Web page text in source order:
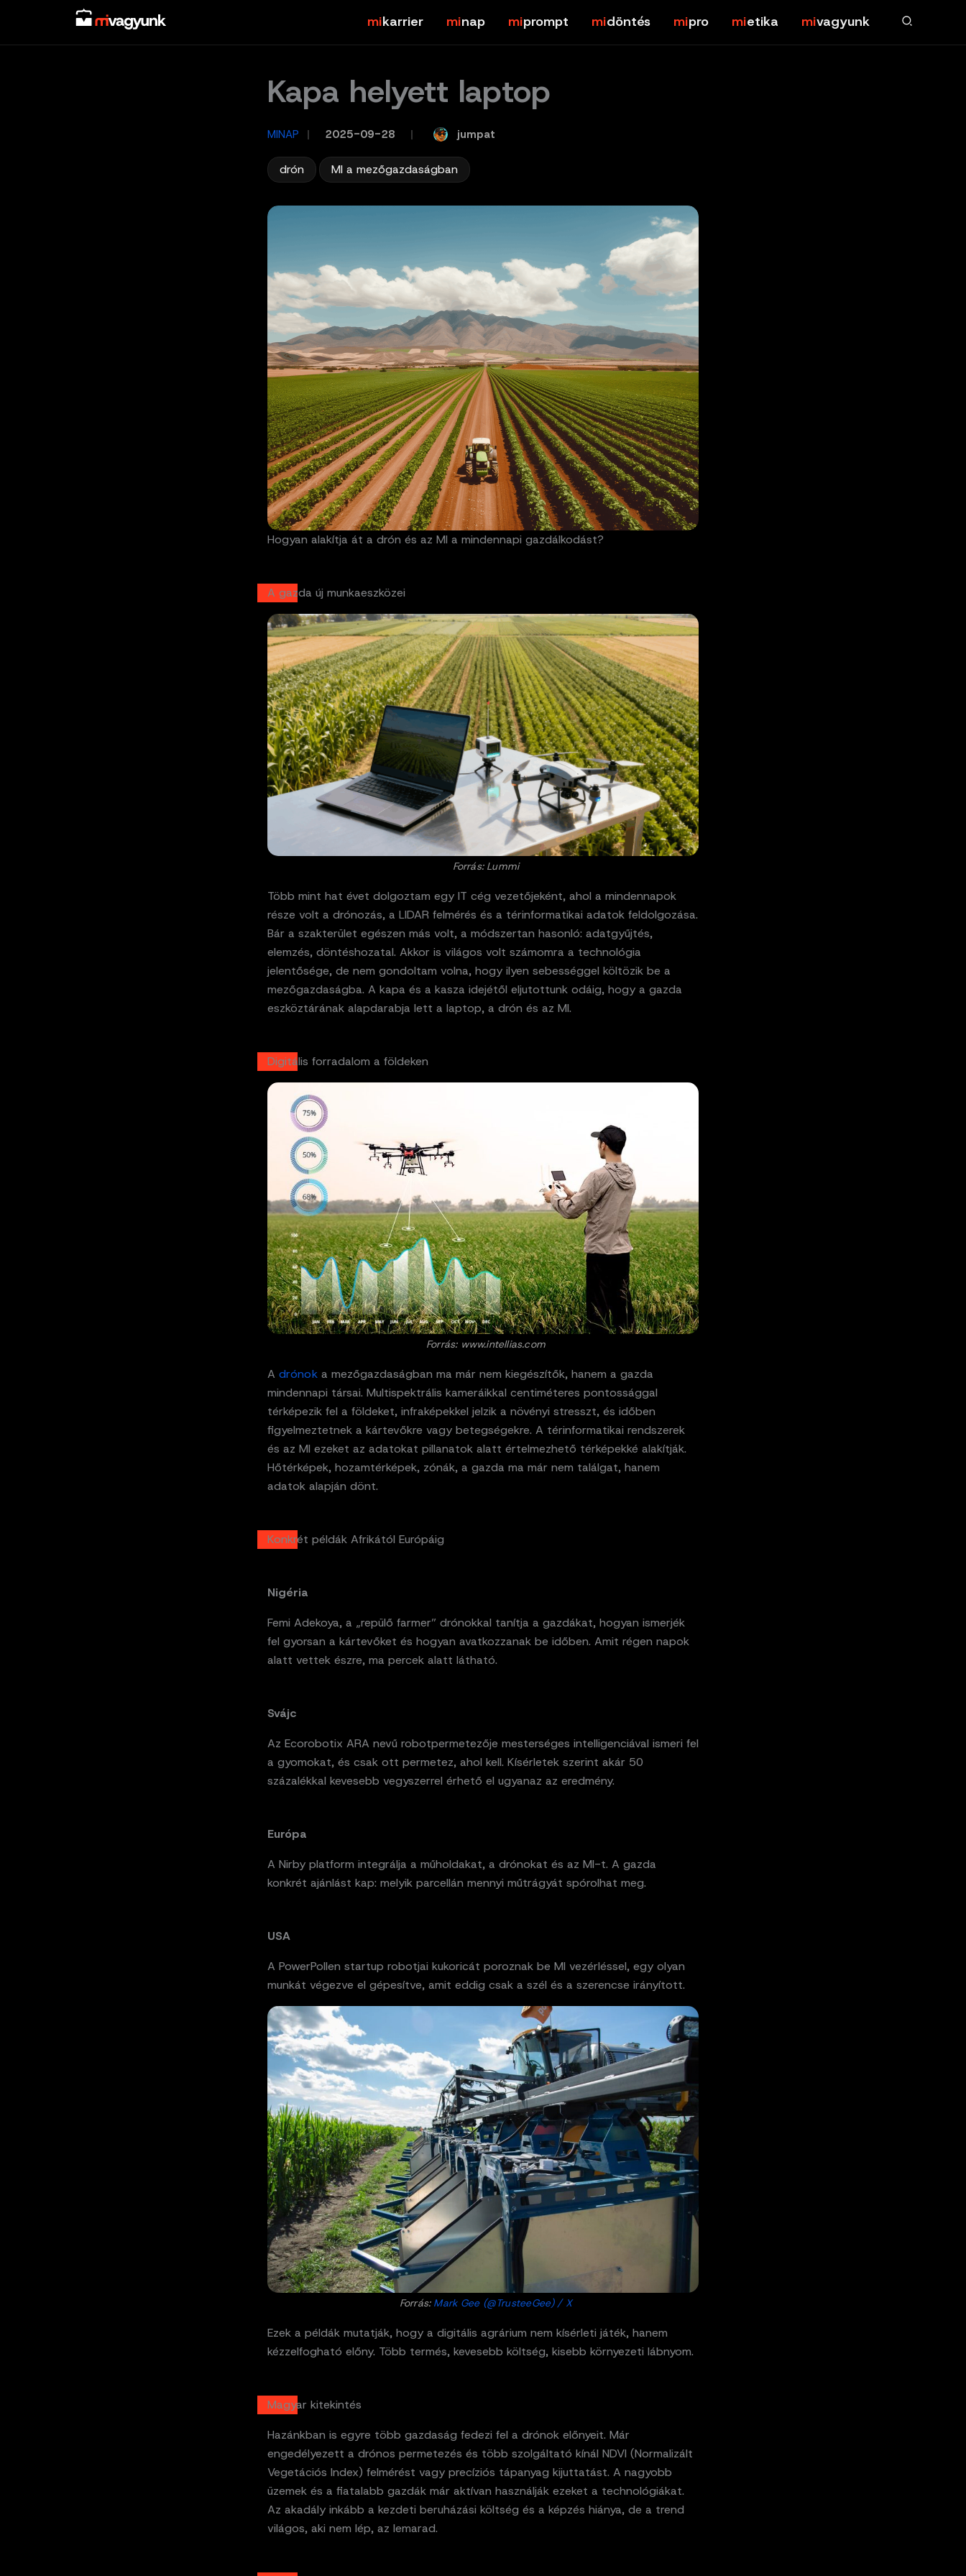
content
karrier nap prompt döntés pro etika vagyunk
Kapa helyett laptop
MINAP 2025-09-28 jumpat
drón MI a mezőgazdaságban
Hogyan alakítja át a drón és az MI a mindennapi gazdálkodást?
A gazda új munkaeszközei
Forrás: Lummi
Több mint hat évet dolgoztam egy IT cég vezetőjeként, ahol a mindennapok
része volt a drónozás, a LIDAR felmérés és a térinformatikai adatok feldolgozása.
Bár a szakterület egészen más volt, a módszertan hasonló: adatgyűjtés,
elemzés, döntéshozatal. Akkor is világos volt számomra a technológia
jelentősége, de nem gondoltam volna, hogy ilyen sebességgel költözik be a
mezőgazdaságba. A kapa és a kasza idejétől eljutottunk odáig, hogy a gazda
eszköztárának alapdarabja lett a laptop, a drón és az MI.
Digitális forradalom a földeken
Forrás: www.intellias.com
A drónoka mezőgazdaságban ma már nem kiegészítők, hanem a gazda
mindennapi társai. Multispektrális kameráikkal centiméteres pontossággal
térképezik fel a földeket, infraképekkel jelzik a növényi stresszt, és időben
figyelmeztetnek a kártevőkre vagy betegségekre. A térinformatikai rendszerek
és az MI ezeket az adatokat pillanatok alatt értelmezhető térképekké alakítják.
Hőtérképek, hozamtérképek, zónák, a gazda ma már nem találgat, hanem
adatok alapján dönt.
Konkrét példák Afrikától Európáig
Nigéria
Femi Adekoya, a „repülő farmer” drónokkal tanítja a gazdákat, hogyan ismerjék
fel gyorsan a kártevőket és hogyan avatkozzanak be időben. Amit régen napok
alatt vettek észre, ma percek alatt látható.
Svájc
Az Ecorobotix ARA nevű robotpermetezője mesterséges intelligenciával ismeri fel
a gyomokat, és csak ott permetez, ahol kell. Kísérletek szerint akár 50
százalékkal kevesebb vegyszerrel érhető el ugyanaz az eredmény.
Európa
A Nirby platform integrálja a műholdakat, a drónokat és az MI-t. A gazda
konkrét ajánlást kap: melyik parcellán mennyi műtrágyát spórolhat meg.
USA
A PowerPollen startup robotjai kukoricát poroznak be MI vezérléssel, egy olyan
munkát végezve el gépesítve, amit eddig csak a szél és a szerencse irányított.
Forrás: Mark Gee (@TrusteeGee) / X
Ezek a példák mutatják, hogy a digitális agrárium nem kísérleti játék, hanem
kézzelfogható előny. Több termés, kevesebb költség, kisebb környezeti lábnyom.
Magyar kitekintés
Hazánkban is egyre több gazdaság fedezi fel a drónok előnyeit. Már
engedélyezett a drónos permetezés és több szolgáltató kínál NDVI (Normalizált
Vegetációs Index) felmérést vagy precíziós tápanyag kijuttatást. A nagyobb
üzemek és a fiatalabb gazdák már aktívan használják ezeket a technológiákat.
Az akadály inkább a kezdeti beruházási költség és a képzés hiánya, de a trend
világos, aki nem lép, az lemarad.